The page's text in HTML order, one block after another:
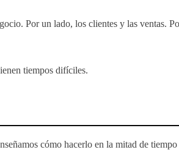
Por un lado, los clientes y las ventas.
tiempos difíciles.
cómo hacerlo en la mitad de